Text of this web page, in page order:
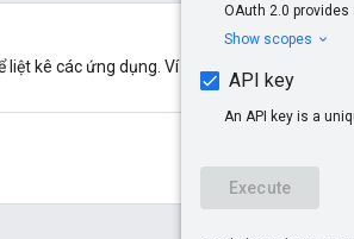
kê các ứng dụng. Ví dụ: accounts/pub-